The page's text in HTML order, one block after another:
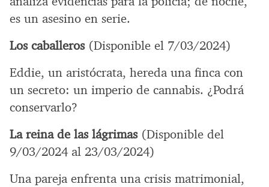
es un asesino en serie.
Los caballeros(Disponible el 7/03/2024)
Eddie, un aristócrata, hereda una finca con
un secreto: un imperio de cannabis. ¿Podrá
conservarlo?
La reina de las lágrimas(Disponible del
9/03/2024 al 23/03/2024)
Una pareja enfrenta una crisis matrimonial,